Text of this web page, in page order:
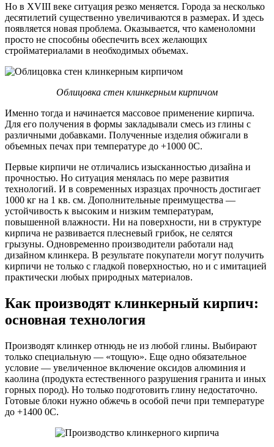
Но в XVIII веке ситуация резко меняется. Города за несколько
десятилетий существенно увеличиваются в размерах. И здесь
появляется новая проблема. Оказывается, что каменоломни
просто не способны обеспечить всех желающих
стройматериалами в необходимых объемах.
Облицовка стен клинкерным кирпичом
Именно тогда и начинается массовое применение кирпича.
Для его получения в формы закладывали смесь из глины с
различными добавками. Полученные изделия обжигали в
объемных печах при температуре до +1000 0С.
Первые кирпичи не отличались изысканностью дизайна и
прочностью. Но ситуация менялась по мере развития
технологий. И в современных изразцах прочность достигает
1000 кг на 1 кв. см. Дополнительные преимущества —
устойчивость к высоким и низким температурам,
повышенной влажности. Ни на поверхности, ни в структуре
кирпича не развивается плесневый грибок, не селятся
грызуны. Одновременно производители работали над
дизайном клинкера. В результате покупатели могут получить
кирпичи не только с гладкой поверхностью, но и с имитацией
практически любых природных материалов.
Как производят клинкерный кирпич:
основная технология
Производят клинкер отнюдь не из любой глины. Выбирают
только специальную — «тощую». Еще одно обязательное
условие — увеличенное включение оксидов алюминия и
каолина (продукта естественного разрушения гранита и иных
горных пород). Но только подготовить глину недостаточно.
Готовые блоки нужно обжечь в особой печи при температуре
до +1400 0С.